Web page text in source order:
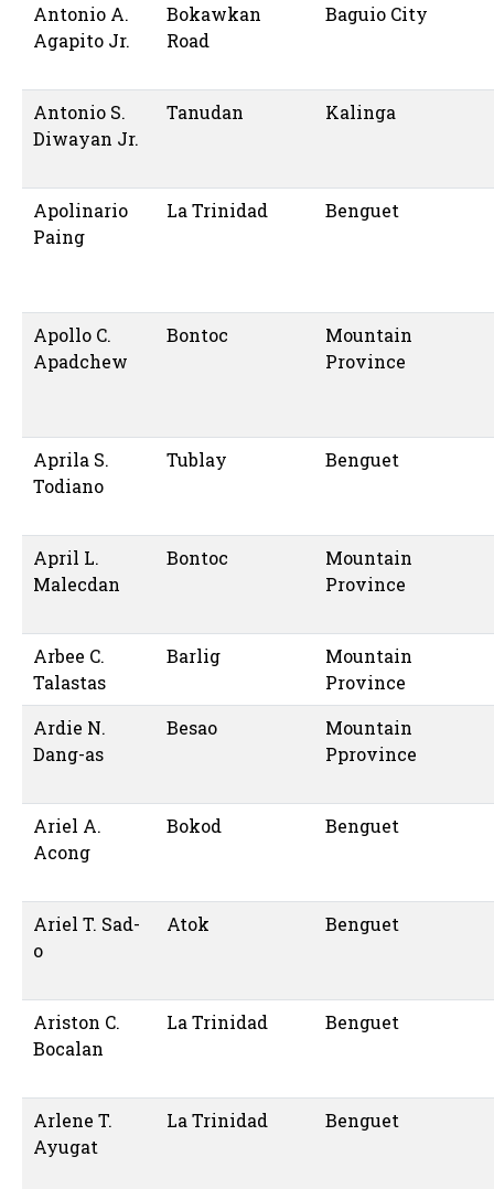
Antonio A.
Agapito Jr.
Bokawkan
Road
Baguio City
Antonio S.
Diwayan Jr.
Tanudan Kalinga
Apolinario
Paing
La Trinidad Benguet
Apollo C.
Apadchew
Bontoc
Mountain
Province
Aprila S.
Todiano
Tublay Benguet
April L.
Malecdan
Bontoc
Mountain
Province
Arbee C.
Talastas
Barlig
Mountain
Province
Ardie N.
Dang-as
Besao
Mountain
Pprovince
Ariel A.
Acong
Bokod Benguet
Ariel T. Sad-
o
Atok Benguet
Ariston C.
Bocalan
La Trinidad Benguet
Arlene T.
Ayugat
La Trinidad Benguet